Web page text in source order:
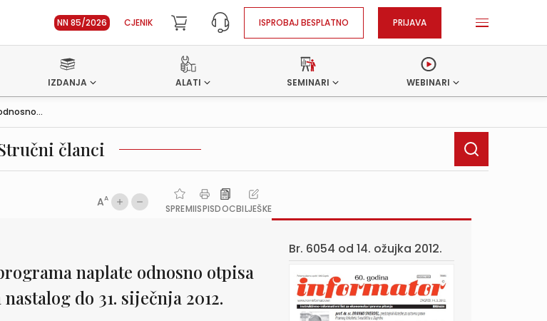
NN 85/2026 CJENIK ISPROBAJ BESPLATNO PRIJAVA
IZDANJA ALATI SEMINARI WEBINARI
članci
AA
SPREMIISPISDOCBILJEŠKE
naplate odnosno otpisa
do 31. siječnja 2012.
Br. 6054 od 14. ožujka 2012.